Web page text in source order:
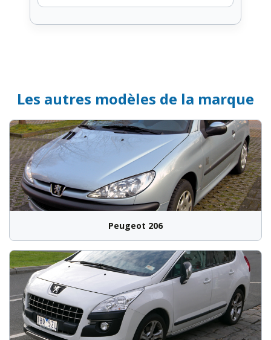
Les autres modèles de la marque
Peugeot 206